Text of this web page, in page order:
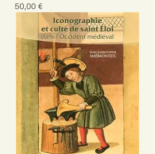
Prix
50,00 €